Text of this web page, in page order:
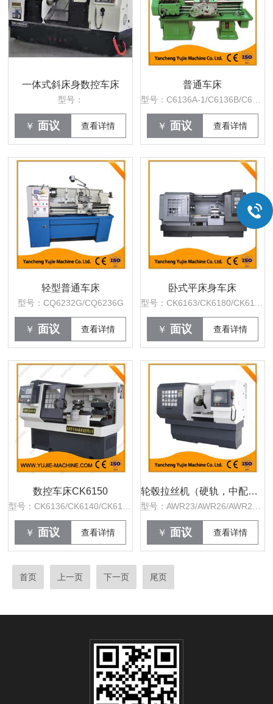
一体式斜床身数控车床
型号：
￥ 面议 查看详情
普通车床
￥ 面议 查看详情
轻型普通车床
型号：CQ6232G/CQ6236G
￥ 面议 查看详情
卧式平床身车床
￥ 面议 查看详情
数控车床CK6150
￥ 面议 查看详情
轮毂拉丝机（硬轨，中配出口款）
￥ 面议 查看详情
首页 上一页 下一页 尾页